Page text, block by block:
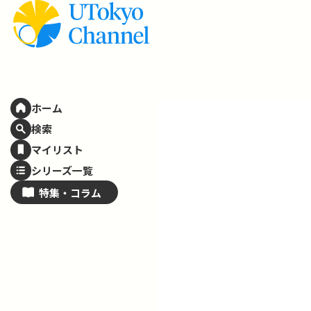
ホーム
検索
マイリスト
シリーズ一覧
特集・ コラム